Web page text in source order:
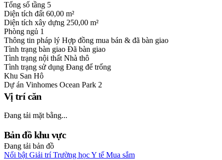
Tổng số tầng 5
Diện tích đất 60,00 m²
Diện tích xây dựng 250,00 m²
Phòng ngủ 1
Thông tin pháp lý Hợp đồng mua bán & đã bàn giao
Tình trạng bàn giao Đã bàn giao
Tình trạng nội thất Nhà thô
Tình trạng sử dụng Đang để trống
Khu San Hô
Dự án Vinhomes Ocean Park 2
Vị trí căn
Đang tải mặt bằng...
Bản đồ khu vực
Đang tải bản đồ
Nổi bật Giải trí Trường họcY tế Mua sắm